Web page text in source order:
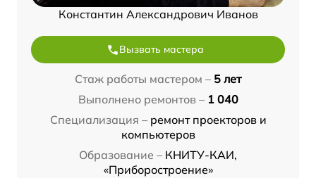
Константин Александрович Иванов
Вызвать мастера
Стаж работы мастером – 5 лет
Выполнено ремонтов – 1 040
Специализация – ремонт проекторов и
компьютеров
Образование – КНИТУ-КАИ,
«Приборостроение»